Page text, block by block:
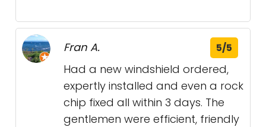
Fran A. 5/5
Had a new windshield ordered,
expertly installed and even a rock
chip fixed all within 3 days. The
gentlemen were efficient, friendly